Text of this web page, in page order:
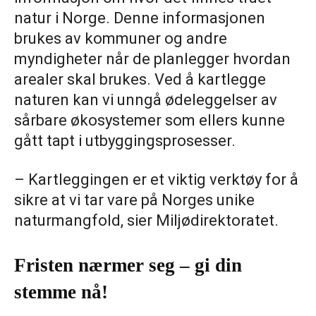
natur i Norge. Denne informasjonen
brukes av kommuner og andre
myndigheter når de planlegger hvordan
arealer skal brukes. Ved å kartlegge
naturen kan vi unngå ødeleggelser av
sårbare økosystemer som ellers kunne
gått tapt i utbyggingsprosesser.
– Kartleggingen er et viktig verktøy for å
sikre at vi tar vare på Norges unike
naturmangfold, sier Miljødirektoratet.
Fristen nærmer seg – gi din
stemme nå!